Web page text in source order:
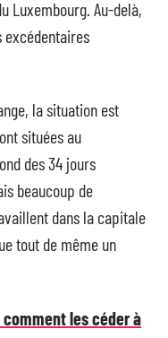
Luxembourg. Au-delà,
excédentaires
la situation est
situées au
des 34 jours
beaucoup de
dans la capitale
tout de même un
les céder à